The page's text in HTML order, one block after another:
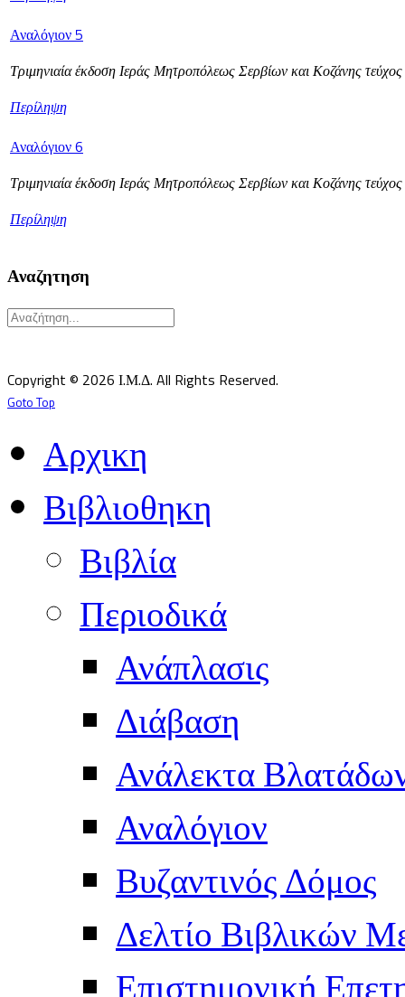
Αναλόγιον 5
Τριμηνιαία έκδοση Ιεράς Μητροπόλεως Σερβίων και Κοζάνης
Περίληψη
Αναλόγιον 6
Τριμηνιαία έκδοση Ιεράς Μητροπόλεως Σερβίων και Κοζάνης
Περίληψη
Αναζητηση
Copyright © 2026 Ι.Μ.Δ. All Rights Reserved.
Goto Top
Αρχικη
Βιβλιοθηκη
Βιβλία
Περιοδικά
Ανάπλασις
Διάβαση
Ανάλεκτα
Αναλόγιον
Βυζαντινός Δόμος
Δελτίο Βιβλικών